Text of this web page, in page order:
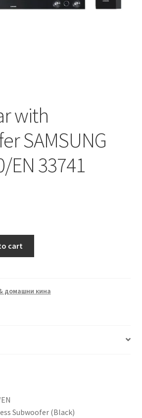
with
SAMSUNG
EN 33741
cart
домашни кина
Subwoofer (Black)